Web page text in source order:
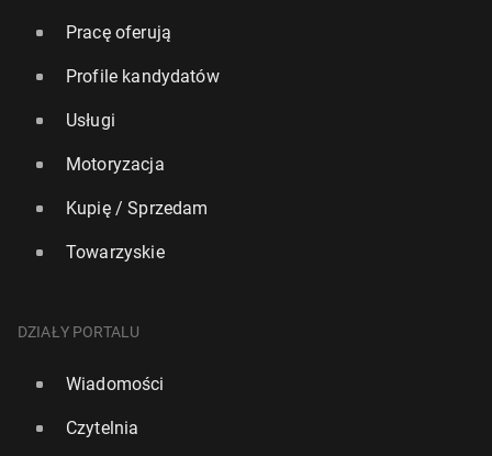
Pracę oferują
Profile kandydatów
Usługi
Motoryzacja
Kupię / Sprzedam
Towarzyskie
DZIAŁY PORTALU
Wiadomości
Czytelnia